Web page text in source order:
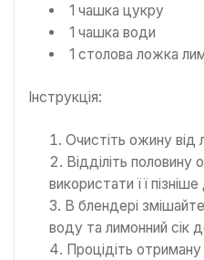
1 чашка цукру
1 чашка води
1 столова ложка
Інструкція:
Очистіть ожину від
Відділіть
використати її
В блендері
воду та лимонний сік
Процідіть